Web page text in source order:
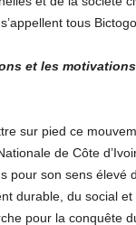
tous
et les
sur pied ce
de Côte
pour son sens
durable, du social
pour la conquête